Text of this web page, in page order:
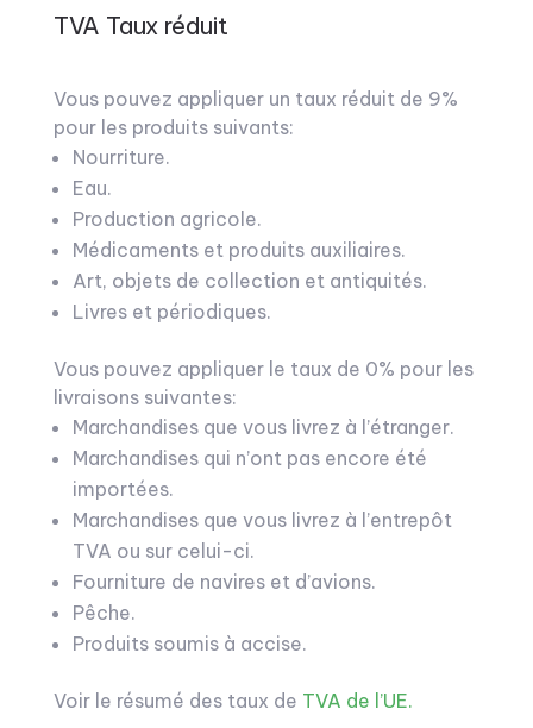
TVA Taux réduit
Vous pouvez appliquer un taux réduit de 9%
pour les produits suivants:
Nourriture.
Eau.
Production agricole.
Médicaments et produits auxiliaires.
Art, objets de collection et antiquités.
Livres et périodiques.
Vous pouvez appliquer le taux de 0% pour les
livraisons suivantes:
Marchandises que vous livrez à l’étranger.
Marchandises qui n’ont pas encore été
importées.
Marchandises que vous livrez à l’entrepôt
TVA ou sur celui-ci.
Fourniture de navires et d’avions.
Pêche.
Produits soumis à accise.
Voir le résumé des taux de TVA de l’UE.